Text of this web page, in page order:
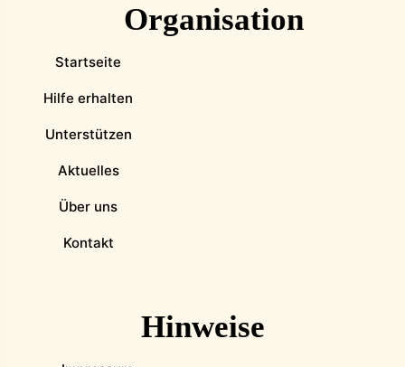
Organisation
Startseite
Hilfe erhalten
Unterstützen
Aktuelles
Über uns
Kontakt
Hinweise